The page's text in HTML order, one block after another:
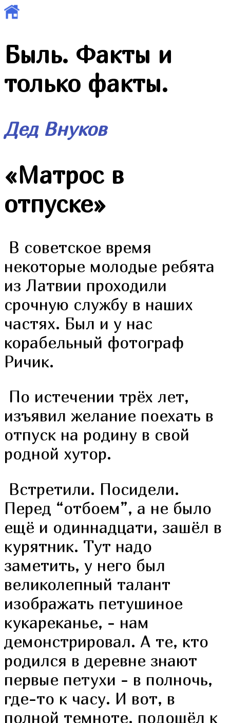
Быль. Факты и
только факты.
Дед Внуков
«Матрос в
отпуске»
В советское время
некоторые молодые ребята
из Латвии проходили
срочную службу в наших
частях. Был и у нас
корабельный фотограф
Ричик.
По истечении трёх лет,
изъявил желание поехать в
отпуск на родину в свой
родной хутор.
Встретили. Посидели.
Перед “отбоем”, а не было
ещё и одиннадцати, зашёл в
курятник. Тут надо
заметить, у него был
великолепный талант
изображать петушиное
кукареканье, - нам
демонстрировал. А те, кто
родился в деревне знают
первые петухи - в полночь,
где-то к часу. И вот, в
полной темноте, подошёл к